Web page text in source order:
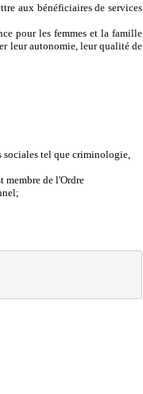
aux bénéficiaires de services
pour les femmes et la famille
leur autonomie, leur qualité de
sociales tel que criminologie,
membre de l'Ordre